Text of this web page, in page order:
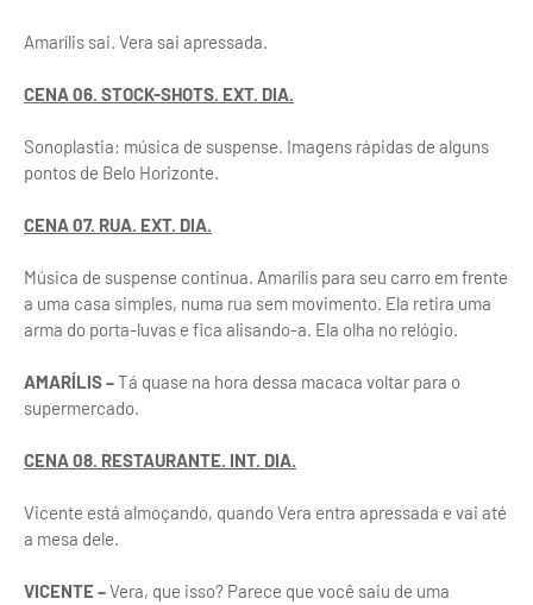
Amarílis sai. Vera sai apressada.
CENA 06. STOCK-SHOTS. EXT. DIA.
Sonoplastia: música de suspense. Imagens rápidas de alguns
pontos de Belo Horizonte.
CENA 07. RUA. EXT. DIA.
Música de suspense continua. Amarílis para seu carro em frente
a uma casa simples, numa rua sem movimento. Ela retira uma
arma do porta-luvas e fica alisando-a. Ela olha no relógio.
AMARÍLIS –Tá quase na hora dessa macaca voltar para o
supermercado.
CENA 08. RESTAURANTE. INT. DIA.
Vicente está almoçando, quando Vera entra apressada e vai até
a mesa dele.
VICENTE –Vera, que isso? Parece que você saiu de uma